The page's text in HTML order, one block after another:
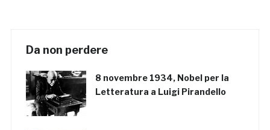
Da non perdere
8 novembre 1934, Nobel per la
Letteratura a Luigi Pirandello